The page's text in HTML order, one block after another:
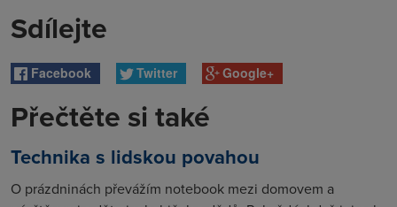
Sdílejte
Facebook Twitter Google+
Přečtěte si také
Technika s lidskou povahou
O prázdninách převážím notebook mezi domovem a